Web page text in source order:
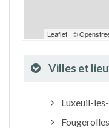
Leaflet | ©
Villes et
Luxeuil-
Fougerolles